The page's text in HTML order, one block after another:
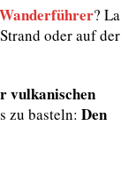
Wanderführer? La
oder auf der
vulkanischen
zu basteln: Den